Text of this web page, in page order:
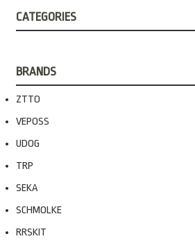
CATEGORIES
BRANDS
ZTTO
VEPOSS
UDOG
TRP
SEKA
SCHMOLKE
RRSKIT